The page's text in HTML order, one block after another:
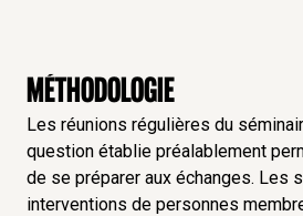
juge qui est tenu de répondre,
lui est soumis. A-t-il pacifié
l’aide d’un droit parfois
au fondement anthropologique
Méthodologie
Les réunions régulières du
question établie préalablement
de se préparer aux échanges. Les
interventions de personnes